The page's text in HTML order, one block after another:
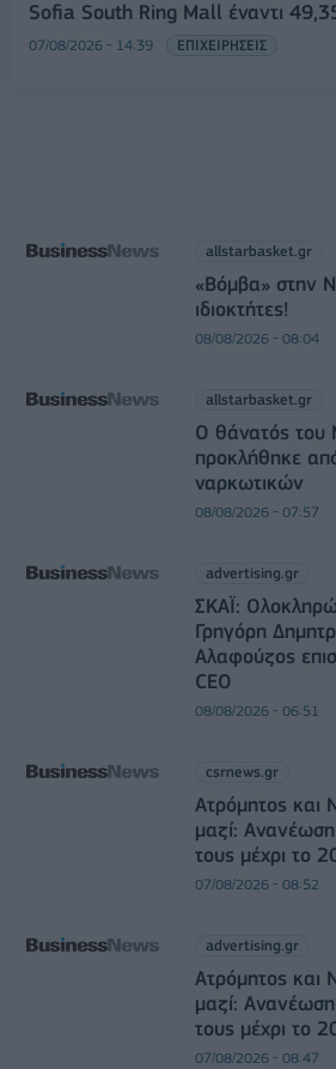
Sofia South Ring Mall έναντι
07/08/2026 - 14:39 ΕΠΙΧΕΙΡΗΣΕΙΣ
allstarbasket.gr
«Βόμβα» στην
ιδιοκτήτες!
08/08/2026 - 08:04
allstarbasket.gr
O θάνατός
προκλήθηκε
ναρκωτικών
08/08/2026 - 07:57
advertising.gr
ΣΚΑΪ:
Γρηγόρη
Αλαφούζος
CEO
08/08/2026 - 06:51
csrnews.gr
Ατρόμητος και
μαζί:
τους μέχρι το
07/08/2026 - 08:52
advertising.gr
Ατρόμητος και
μαζί:
τους μέχρι το
07/08/2026 - 08:47